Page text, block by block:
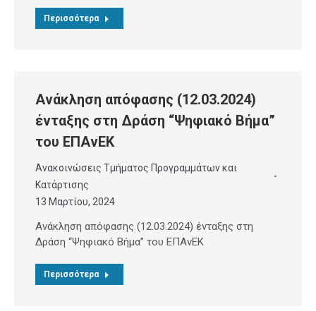
Περισσότερα
Ανάκληση απόφασης (12.03.2024)
ένταξης στη Δράση “Ψηφιακό Βήμα”
του ΕΠΑνΕΚ
Ανακοινώσεις Τμήματος Προγραμμάτων και
Κατάρτισης
13 Μαρτίου, 2024
Ανάκληση απόφασης (12.03.2024) ένταξης στη
Δράση “Ψηφιακό Βήμα” του ΕΠΑνΕΚ
Περισσότερα